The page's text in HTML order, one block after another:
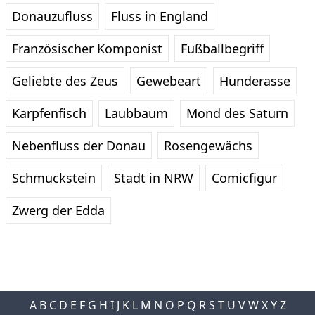
Donauzufluss
Fluss in England
Französischer Komponist
Fußballbegriff
Geliebte des Zeus
Gewebeart
Hunderasse
Karpfenfisch
Laubbaum
Mond des Saturn
Nebenfluss der Donau
Rosengewächs
Schmuckstein
Stadt in NRW
Comicfigur
Zwerg der Edda
A B C D E F G H I J K L M N O P Q R S T U V W X Y Z